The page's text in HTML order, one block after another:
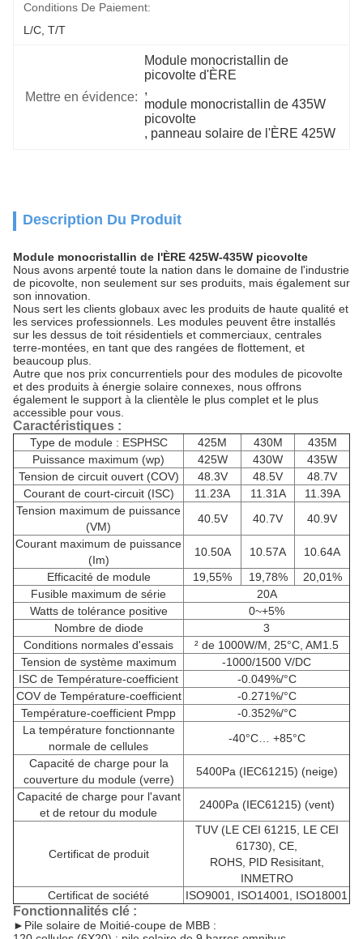
Conditions De Paiement:
L/C, T/T
Mettre en évidence:
Module monocristallin de
picovolte d'ÈRE
,
module monocristallin de 435W
picovolte
, panneau solaire de l'ÈRE 425W
Description Du Produit
Module monocristallin de l'ÈRE 425W-435W picovolte
Nous avons arpenté toute la nation dans le domaine de l'industrie
de picovolte, non seulement sur ses produits, mais également sur
son innovation.
Nous sert les clients globaux avec les produits de haute qualité et
les services professionnels. Les modules peuvent être installés
sur les dessus de toit résidentiels et commerciaux, centrales
terre-montées, en tant que des rangées de flottement, et
beaucoup plus.
Autre que nos prix concurrentiels pour des modules de picovolte
et des produits à énergie solaire connexes, nous offrons
également le support à la clientèle le plus complet et le plus
accessible pour vous.
Caractéristiques :
Type de module : ESPHSC 425M 430M
435M
Puissance maximum (wp)
425W 430W
435W
Tension de circuit ouvert (COV)
48.3V 48.5V
48.7V
Courant de court-circuit (ISC)
11.23A 11.31A
11.39A
Tension maximum de puissance
(VM)
40.5V 40.7V
40.9V
Courant maximum de puissance
(Im)
10.50A 10.57A
10.64A
Efficacité de module
19,55% 19,78%
20,01%
Fusible maximum de série
20A
Watts de tolérance positive
0~+5%
Nombre de diode
3
Conditions normales d'essais
² de 1000W/M, 25°C, AM1.5
Tension de système maximum
-1000/1500 V/DC
ISC de Température-coefficient
-0.049%/°C
COV de Température-coefficient
-0.271%/°C
Température-coefficient Pmpp
-0.352%/°C
La température fonctionnante
normale de cellules
-40°C… +85°C
Capacité de charge pour la
couverture du module (verre)
5400Pa (IEC61215) (neige)
Capacité de charge pour l'avant
et de retour du module
2400Pa (IEC61215) (vent)
Certificat de produit
TUV (LE CEI 61215, LE CEI
61730), CE,
ROHS, PID Resisitant,
INMETRO
Certificat de société
ISO9001, ISO14001, ISO18001
Fonctionnalités clé :
► Pile solaire de Moitié-coupe de MBB :